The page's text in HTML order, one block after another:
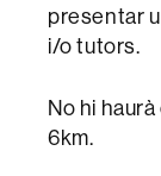
presentar
i/o tutors.
No hi
6km.